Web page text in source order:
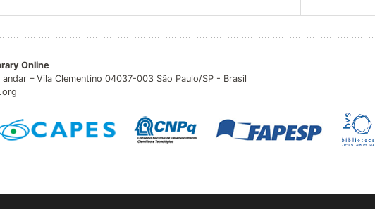
Online
andar – Vila Clementino 04037-003 São Paulo/SP - Brasil